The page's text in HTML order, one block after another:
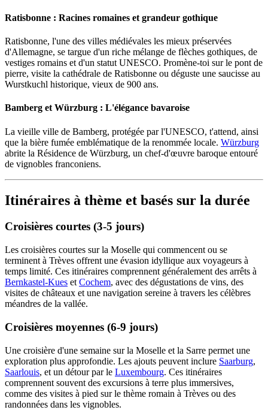
Ratisbonne : Racines romaines et grandeur gothique
Ratisbonne, l'une des villes médiévales les mieux préservées
d'Allemagne, se targue d'un riche mélange de flèches gothiques, de
vestiges romains et d'un statut UNESCO. Promène-toi sur le pont de
pierre, visite la cathédrale de Ratisbonne ou déguste une saucisse au
Wurstkuchl historique, vieux de 900 ans.
Bamberg et Würzburg : L'élégance bavaroise
La vieille ville de Bamberg, protégée par l'UNESCO, t'attend, ainsi
que la bière fumée emblématique de la renommée locale. Würzburg
abrite la Résidence de Würzburg, un chef-d'œuvre baroque entouré
de vignobles franconiens.
Itinéraires à thème et basés sur la durée
Croisières courtes (3-5 jours)
Les croisières courtes sur la Moselle qui commencent ou se
terminent à Trèves offrent une évasion idyllique aux voyageurs à
temps limité. Ces itinéraires comprennent généralement des arrêts à
Bernkastel-Kues et Cochem, avec des dégustations de vins, des
visites de châteaux et une navigation sereine à travers les célèbres
méandres de la vallée.
Croisières moyennes (6-9 jours)
Une croisière d'une semaine sur la Moselle et la Sarre permet une
exploration plus approfondie. Les ajouts peuvent inclure Saarburg,
Saarlouis, et un détour par le Luxembourg. Ces itinéraires
comprennent souvent des excursions à terre plus immersives,
comme des visites à pied sur le thème romain à Trèves ou des
randonnées dans les vignobles.